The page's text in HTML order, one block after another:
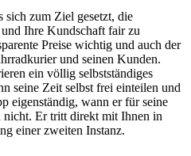
sich zum Ziel gesetzt, die
Ihre Kundschaft fair zu
Preise wichtig und auch der
und seinen Kunden.
ein völlig selbstständiges
seine Zeit selbst frei einteilen und
eigenständig, wann er für seine
Er tritt direkt mit Ihnen in
einer zweiten Instanz.